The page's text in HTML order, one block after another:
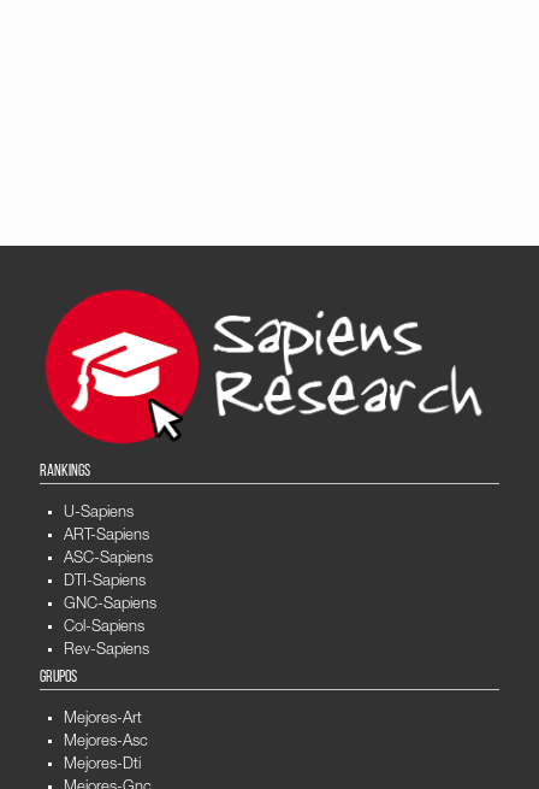
RANKINGS
U-Sapiens
ART-Sapiens
ASC-Sapiens
DTI-Sapiens
GNC-Sapiens
Col-Sapiens
Rev-Sapiens
GRUPOS
Mejores-Art
Mejores-Asc
Mejores-Dti